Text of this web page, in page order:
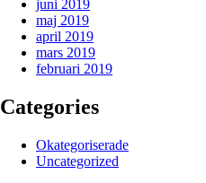
juni 2019
maj 2019
april 2019
mars 2019
februari 2019
Categories
Okategoriserade
Uncategorized